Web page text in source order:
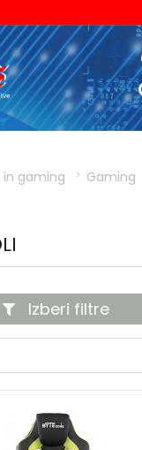
in gaming
Gaming
Izberi filtre